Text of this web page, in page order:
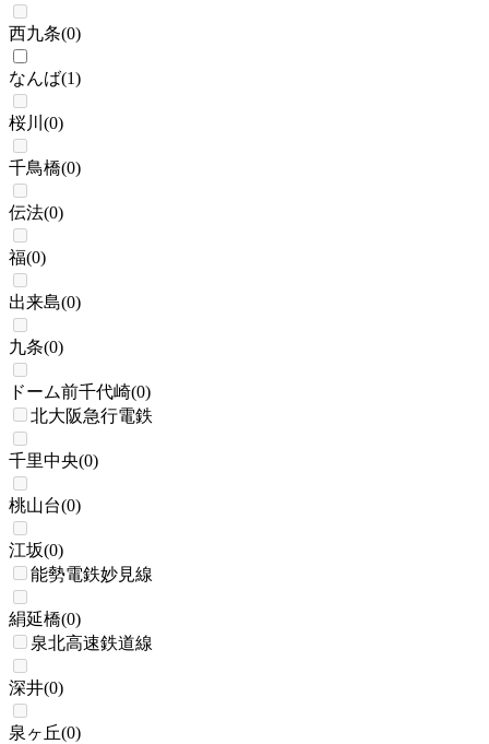
西九条(0)
なんば(1)
桜川 (0)
千鳥橋(0)
伝法(0)
福(0)
出来島(0)
九条(0)
ドーム前千代崎(0)
北大阪急行電鉄
千里中央(0)
桃山台(0)
江坂(0)
能勢電鉄妙見線
絹延橋(0)
泉北高速鉄道線
深井(0)
泉ヶ丘(0)